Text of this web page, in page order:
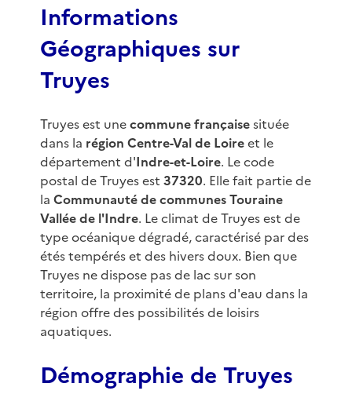
Informations
Géographiques sur
Truyes
Truyes est unecommune françaisesituée
dans la région Centre-Val de Loireet le
département d'Indre-et-Loire. Le code
postal de Truyes est 37320. Elle fait partie de
la Communauté de communes Touraine
Vallée de l'Indre. Le climat de Truyes est de
type océanique dégradé, caractérisé par des
étés tempérés et des hivers doux. Bien que
Truyes ne dispose pas de lac sur son
territoire, la proximité de plans d'eau dans la
région offre des possibilités de loisirs
aquatiques.
Démographie de Truyes